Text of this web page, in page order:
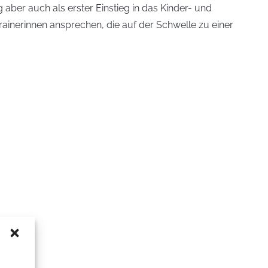
auch als erster Einstieg in das Kinder- und
ansprechen, die auf der Schwelle zu einer